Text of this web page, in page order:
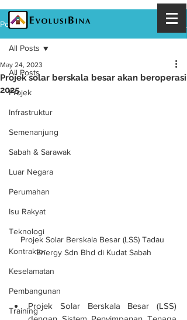
Post
All Posts
Projek
Infrastruktur
Semenanjung
Sabah & Sarawak
Luar Negara
Perumahan
Isu Rakyat
Teknologi
Kontraktor
Keselamatan
Pembangunan
Training
All Posts
Projek solar berskala besar akan beroperasi
2025
May 24, 2023
Projek Solar Berskala Besar (LSS) Tadau
Energy Sdn Bhd di Kudat Sabah
Projek Solar Berskala Besar (LSS)